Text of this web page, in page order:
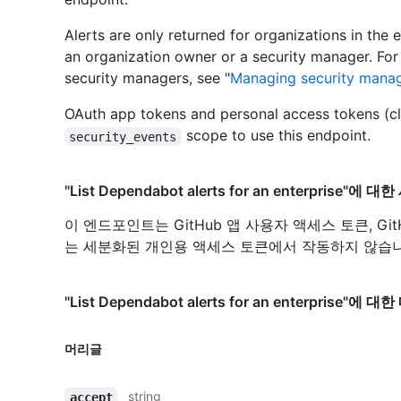
Alerts are only returned for organizations in the
an organization owner or a security manager.
security managers, see "Managing security
OAuth app tokens and personal access tokens
security_events scope to use this endpoint.
"List Dependabot alerts for an enterprise"에 대한
이 엔드포인트는 GitHub 앱 사용자 액세스 토큰,
는 세분화된 개인용 액세스 토큰에서 작동하지 않습
"List Dependabot alerts for an enterprise"에 대한
머리글
accept
string